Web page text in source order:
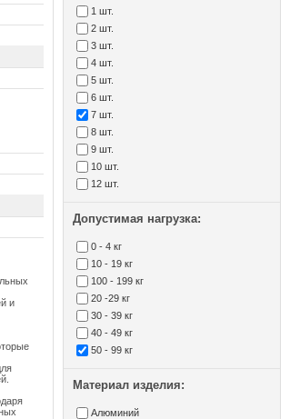
и
1 шт.
2 шт.
3 шт.
4 шт.
5 шт.
6 шт.
7 шт.
8 шт.
9 шт.
10 шт.
12 шт.
Допустимая нагрузка:
0 - 4 кг
10 - 19 кг
100 - 199 кг
20 -29 кг
30 - 39 кг
40 - 49 кг
50 - 99 кг
Материал изделия:
Алюминий